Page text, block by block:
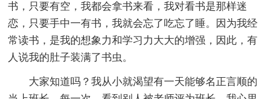
书，只要有空，我都会拿书来看，我对看书是那样迷
恋，只要手中一有书，我就会忘了吃忘了睡。因为我经
常读书，是我的想象力和学习力大大的增强，因此，有
人说我的肚子装满了书虫。
大家知道吗？我从小就渴望有一天能够名正言顺的